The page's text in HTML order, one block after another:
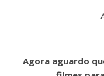
Agora aguardo